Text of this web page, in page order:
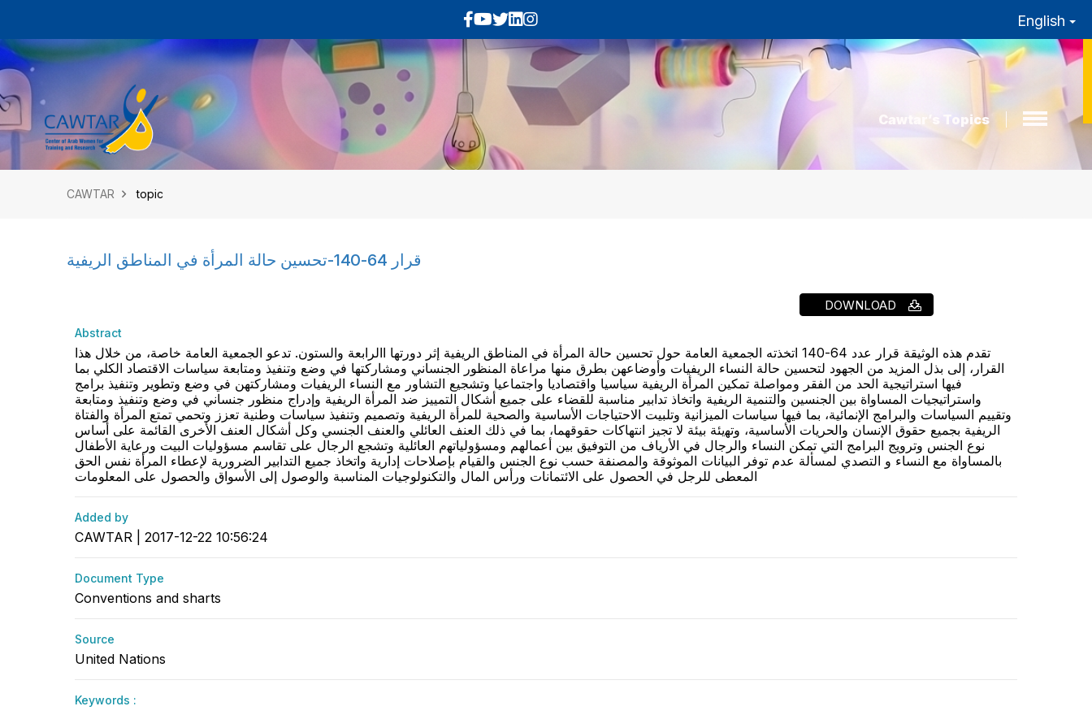
English
Cawtar’s Topics
CAWTAR topic
قرار 64-140-تحسين حالة المرأة في المناطق الريفية
DOWNLOAD
Abstract
تقدم هذه الوثيقة قرار عدد 64-140 اتخذته الجمعية العامة حول تحسين حالة المرأة في المناطق الريفية إثر دورتها االرابعة والستون. تدعو الجمعية العامة خاصة، من خلال هذا
القرار، إلى بذل المزيد من الجهود لتحسين حالة النساء الريفيات وأوضاعهن بطرق منها مراعاة المنظور الجنساني ومشاركتها في وضع وتنفيذ ومتابعة سياسات الاقتصاد الكلي بما
فيها استراتيجية الحد من الفقر ومواصلة تمكين المرأة الريفية سياسيا واقتصاديا واجتماعيا وتشجيع التشاور مع النساء الريفيات ومشاركتهن في وضع وتطوير وتنفيذ برامج
واستراتيجيات المساواة بين الجنسين والتنمية الريفية واتخاذ تدابير مناسبة للقضاء على جميع أشكال التمييز ضد المرأة الريفية وإدراج منظور جنساني في وضع وتنفيذ ومتابعة
وتقييم السياسات والبرامج الإنمائية، بما فيها سياسات الميزانية وتلبيت الاحتياجات الأساسية والصحية للمرأة الريفية وتصميم وتنفيذ سياسات وطنية تعزز وتحمي تمتع المرأة والفتاة
الريفية بجميع حقوق الإنسان والحريات الأساسية، وﺗﻬيئة بيئة لا تجيز انتهاكات حقوقهما، بما في ذلك العنف العائلي والعنف الجنسي وكل أشكال العنف الأخرى القائمة على أساس
نوع الجنس وترويج البرامج التي تمكن النساء والرجال في الأرياف من التوفيق بين أعمالهم ومسؤولياﺗﻬم العائلية وتشجع الرجال على تقاسم مسؤوليات البيت ورعاية الأطفال
بالمساواة مع النساء و التصدي لمسألة عدم توفر البيانات الموثوقة والمصنفة حسب نوع الجنس والقيام بإصلاحات إدارية واتخاذ جميع التدابير الضرورية لإعطاء المرأة نفس الحق
المعطى للرجل في الحصول على الائتمانات ورأس المال والتكنولوجيات المناسبة والوصول إلى الأسواق والحصول على المعلومات
Added by
CAWTAR | 2017-12-22 10:56:24
Document Type
Conventions and sharts
Source
United Nations
Keywords :